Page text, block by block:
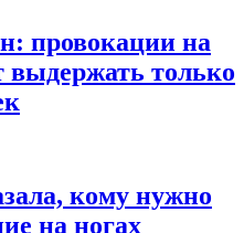
провокации на
выдержать только
кому нужно
на ногах